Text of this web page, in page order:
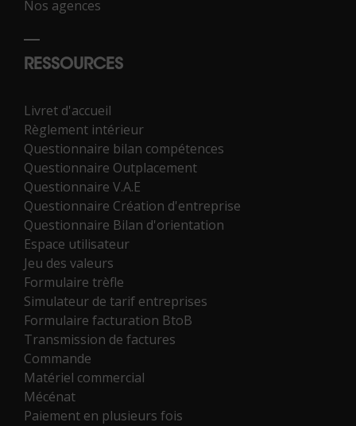
Nos agences
RESSOURCES
Livret d'accueil
Règlement intérieur
Questionnaire bilan compétences
Questionnaire Outplacement
Questionnaire V.A.E
Questionnaire Création d'entreprise
Questionnaire Bilan d'orientation
Espace utilisateur
Jeu des valeurs
Formulaire trèfle
Simulateur de tarif entreprises
Formulaire facturation BtoB
Transmission de factures
Commande
Matériel commercial
Mécénat
Paiement en plusieurs fois